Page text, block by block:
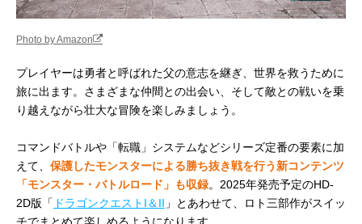
Photo by Amazon
プレイヤーは勇者と呼ばれた父の意志を継ぎ、世界を救うために
旅に出ます。さまざまな仲間との出会い、そして敵との戦いを乗
り越えながら壮大な冒険を楽しみましょう。
コマンドバトルや「転職」システムなどシリーズ定番の要素に加
えて、 保護したモンスターによる勝ち抜き戦を行う新コンテンツ
「モンスター・バトルロード」も収録。2025年発売予定のHD-
2D版「 ドラゴンクエストI＆II 」とあわせて、ロト三部作がスイッ
チでまとめて楽しめるようになります。